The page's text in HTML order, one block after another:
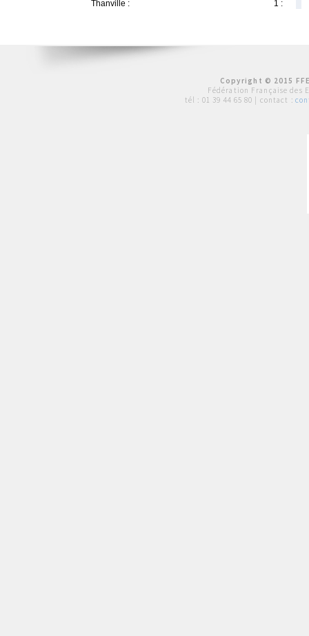
Thanville :
1 :
Copyright © 2015
Fédération Française des
tél : 01 39 44 65 80 | contact :